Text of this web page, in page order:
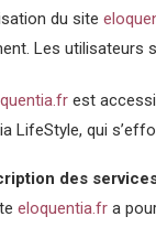
du site
Les utilisateurs
est
LifeStyle, qui
des
eloquentia.fr a